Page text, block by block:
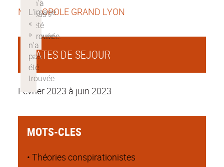
METROPOLE GRAND LYON
DATES DE SEJOUR
Février 2023 à juin 2023
MOTS-CLES
• Théories conspirationistes